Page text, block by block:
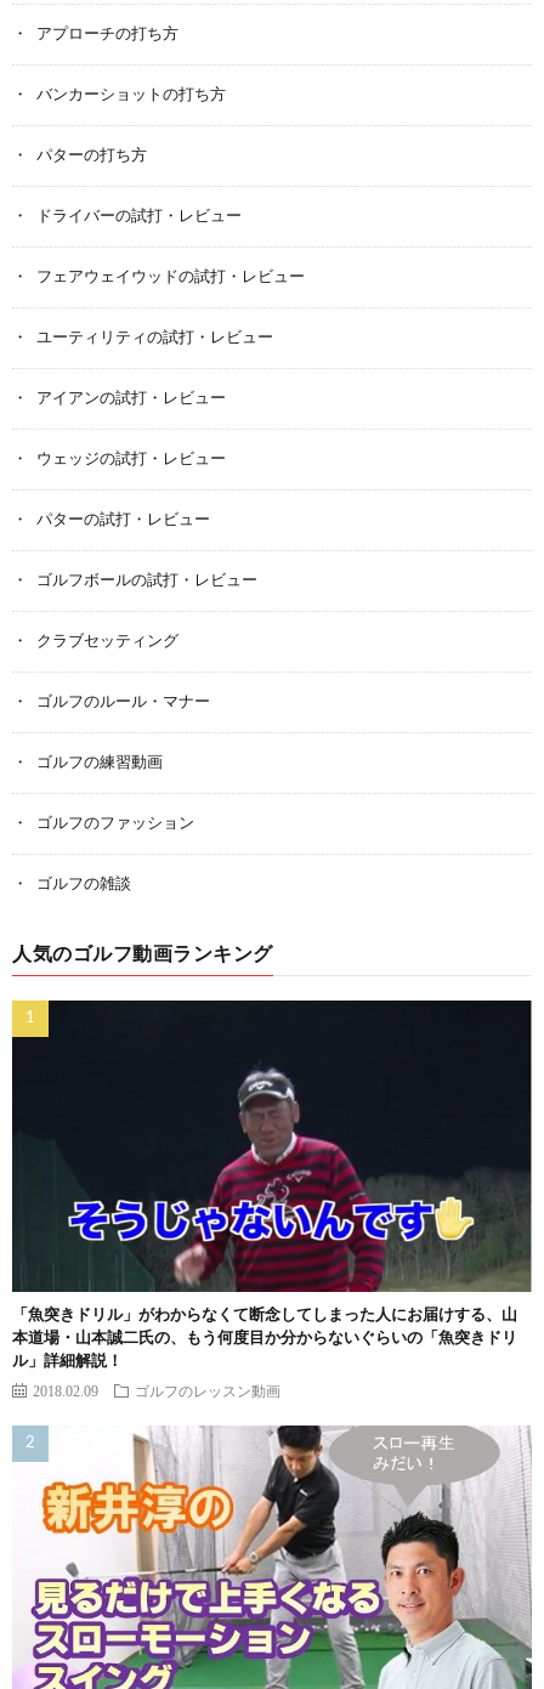
アプローチの打ち方
バンカーショットの打ち方
パターの打ち方
ドライバーの試打・レビュー
フェアウェイウッドの試打・レビュー
ユーティリティの試打・レビュー
アイアンの試打・レビュー
ウェッジの試打・レビュー
パターの試打・レビュー
ゴルフボールの試打・レビュー
クラブセッティング
ゴルフのルール・マナー
ゴルフの練習動画
ゴルフのファッション
ゴルフの雑談
人気のゴルフ動画ランキング
「魚突きドリル」がわからなくて断念してしまった人にお届けする、山
本道場・山本誠二氏の、もう何度目か分からないぐらいの「魚突きドリ
ル」詳細解説！
2018.02.09 ゴルフのレッスン動画